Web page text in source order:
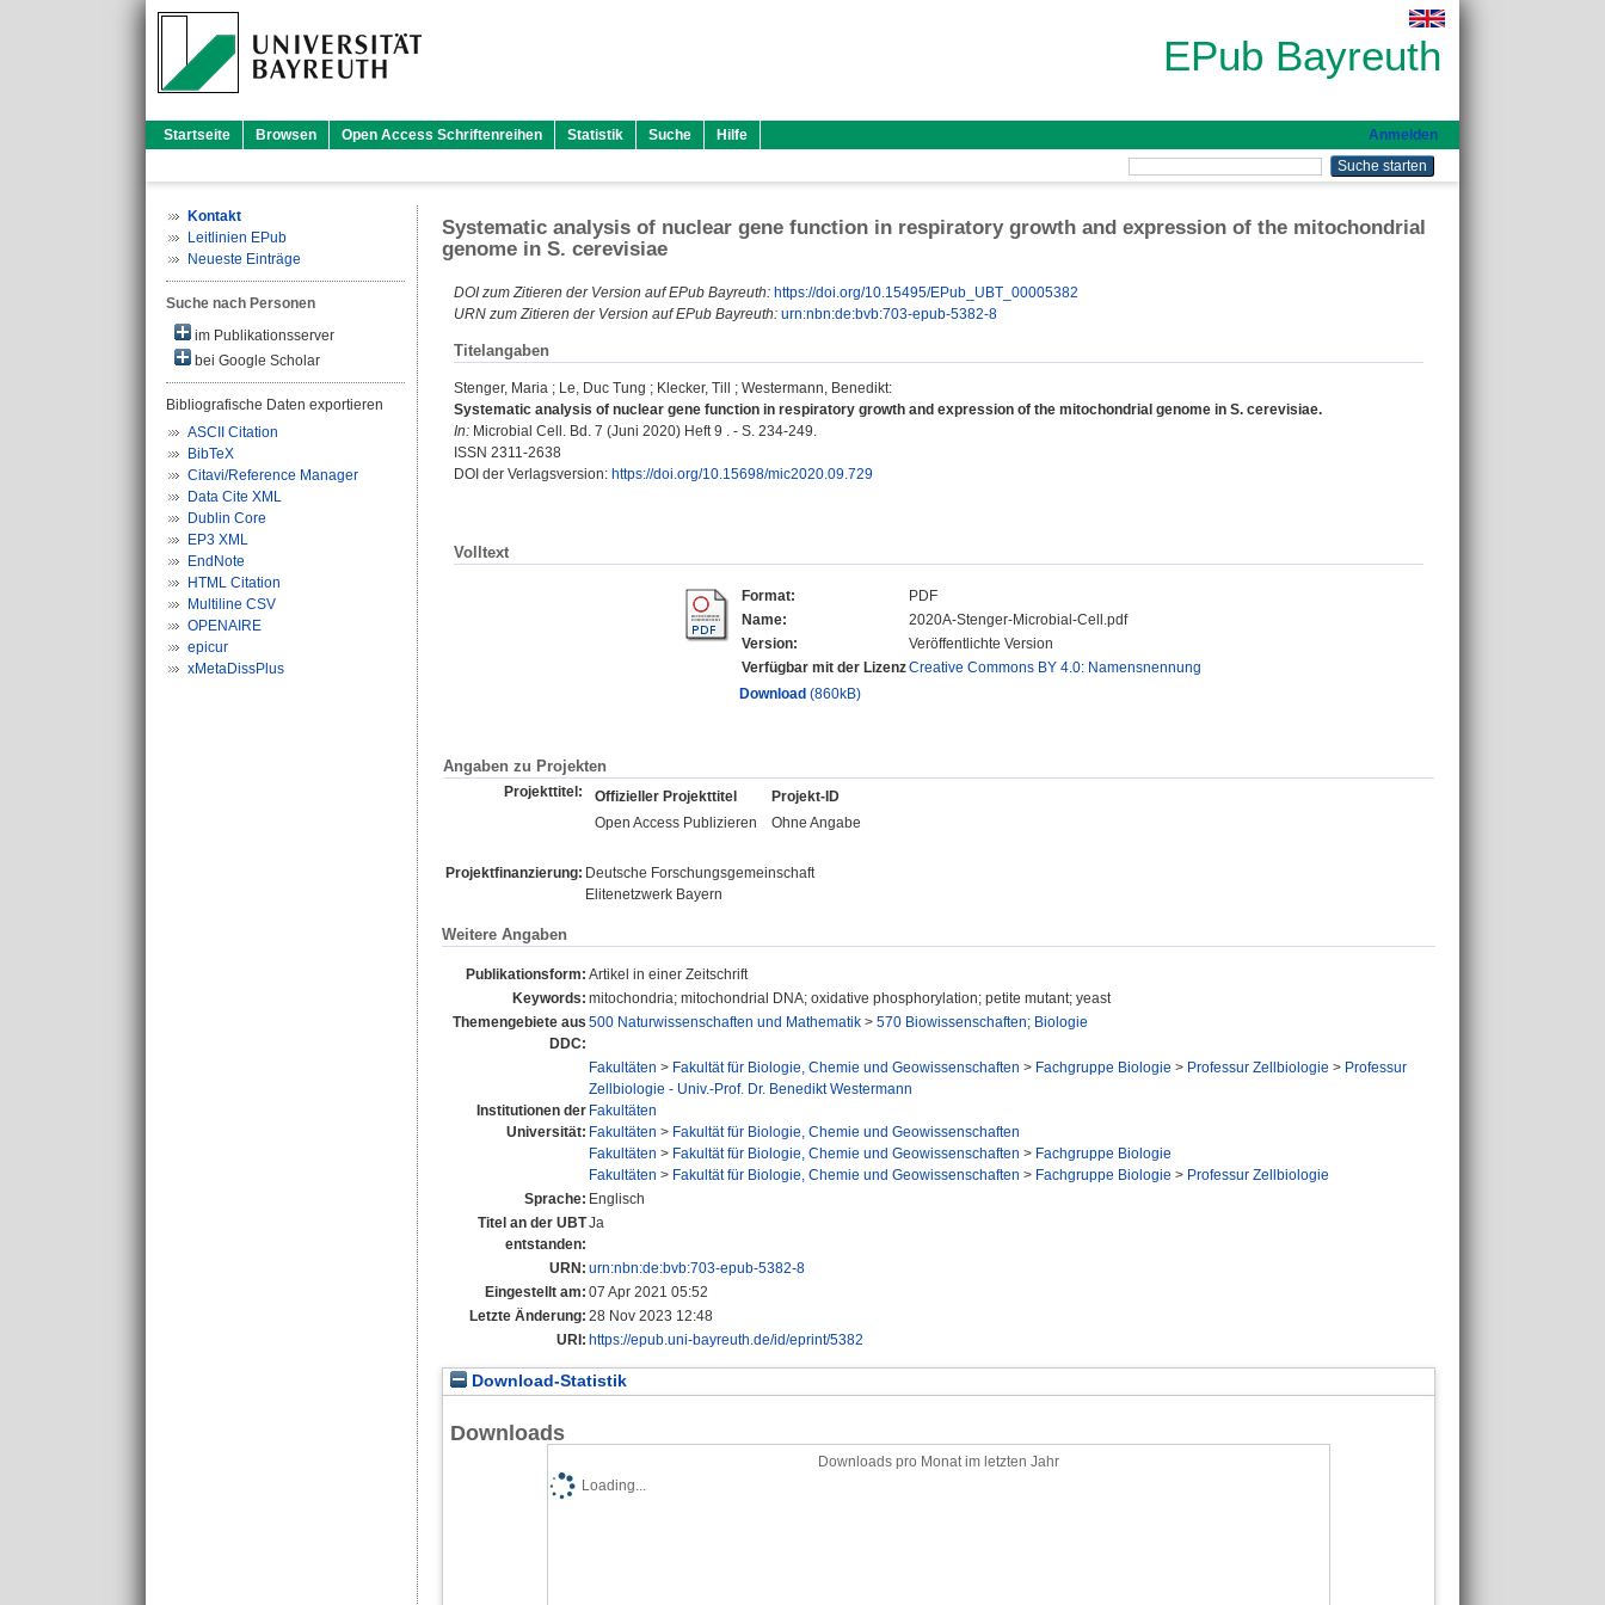
EPub Bayreuth
Startseite Browsen Open Access Schriftenreihen Statistik Suche Hilfe Anmelden
Kontakt
Leitlinien EPub
Neueste Einträge
Suche nach Personen
im Publikationsserver
bei Google Scholar
Bibliografische Daten exportieren
ASCII Citation
BibTeX
Citavi/Reference Manager
Data Cite XML
Dublin Core
EP3 XML
EndNote
HTML Citation
Multiline CSV
OPENAIRE
epicur
xMetaDissPlus
Systematic analysis of nuclear gene function in respiratory growth and expression of the mitochondrial
genome in S. cerevisiae
DOI zum Zitieren der Version auf EPub Bayreuth: https://doi.org/10.15495/EPub_UBT_00005382
URN zum Zitieren der Version auf EPub Bayreuth: urn:nbn:de:bvb:703-epub-5382-8
Titelangaben
Stenger, Maria ; Le, Duc Tung ; Klecker, Till ; Westermann, Benedikt:
Systematic analysis of nuclear gene function in respiratory growth and expression of the mitochondrial genome in S. cerevisiae.
In: Microbial Cell. Bd. 7 (Juni 2020) Heft 9 . - S. 234-249.
ISSN 2311-2638
DOI der Verlagsversion: https://doi.org/10.15698/mic2020.09.729
Volltext
Format:
PDF
Name:
2020A-Stenger-Microbial-Cell.pdf
Version:
Veröffentlichte Version
Verfügbar mit der LizenzCreative Commons BY 4.0: Namensnennung
Download (860kB)
Angaben zu Projekten
Projekttitel: Offizieller Projekttitel
Projekt-ID
Open Access Publizieren
Ohne Angabe
Projektfinanzierung: Deutsche Forschungsgemeinschaft
Elitenetzwerk Bayern
Weitere Angaben
Publikationsform: Artikel in einer Zeitschrift
Keywords: mitochondria; mitochondrial DNA; oxidative phosphorylation; petite mutant; yeast
Themengebiete aus
DDC:
500 Naturwissenschaften und Mathematik > 570 Biowissenschaften; Biologie
Institutionen der
Universität:
Fakultäten > Fakultät für Biologie, Chemie und Geowissenschaften > Fachgruppe Biologie > Professur Zellbiologie > Professur
Zellbiologie - Univ.-Prof. Dr. Benedikt Westermann
Fakultäten
Fakultäten > Fakultät für Biologie, Chemie und Geowissenschaften
Fakultäten > Fakultät für Biologie, Chemie und Geowissenschaften > Fachgruppe Biologie
Fakultäten > Fakultät für Biologie, Chemie und Geowissenschaften > Fachgruppe Biologie > Professur Zellbiologie
Sprache: Englisch
Titel an der UBT
entstanden:
Ja
URN: urn:nbn:de:bvb:703-epub-5382-8
Eingestellt am: 07 Apr 2021 05:52
Letzte Änderung: 28 Nov 2023 12:48
URI: https://epub.uni-bayreuth.de/id/eprint/5382
Download-Statistik
Downloads
Downloads pro Monat im letzten Jahr
Loading...